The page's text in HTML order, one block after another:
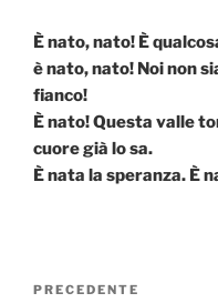
È nato, nato! È
è nato, nato! Noi non
fianco!
È nato! Questa valle
cuore già lo sa.
È nata la speranza. È
Navigazione
Articolo
PRECEDENTE